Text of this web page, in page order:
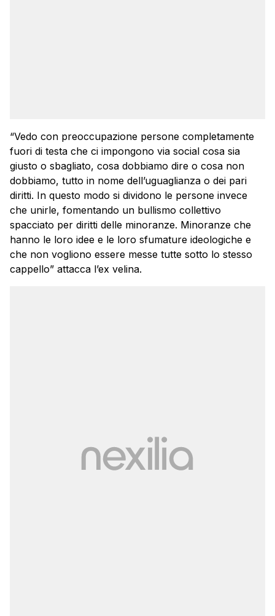
“Vedo con preoccupazione persone completamente
fuori di testa che ci impongono via social cosa sia
giusto o sbagliato, cosa dobbiamo dire o cosa non
dobbiamo, tutto in nome dell’uguaglianza o dei pari
diritti. In questo modo si dividono le persone invece
che unirle, fomentando un bullismo collettivo
spacciato per diritti delle minoranze. Minoranze che
hanno le loro idee e le loro sfumature ideologiche e
che non vogliono essere messe tutte sotto lo stesso
cappello” attacca l’ex velina.